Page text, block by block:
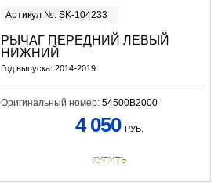
Артикул №: SK-104233
РЫЧАГ ПЕРЕДНИЙ ЛЕВЫЙ
НИЖНИЙ
Год выпуска: 2014-2019
Оригинальный номер: 54500B2000
4 050 РУБ.
КУПИТЬ